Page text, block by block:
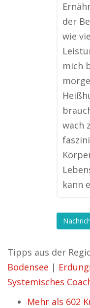
der
wie
mich
wach
kann
Tipps aus der
Bodensee |
Systemisches
Mehr als 602